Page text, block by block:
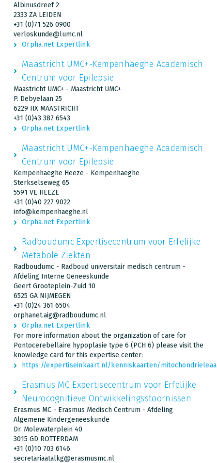
Albinusdreef 2
2333 ZA LEIDEN
+31 (0)71 526 0900
verloskunde@lumc.nl
Orpha.net Expertlink
Maastricht UMC+-Kempenhaeghe Academisch
Centrum voor Epilepsie
Maastricht UMC+ - Maastricht UMC+
P. Debyelaan 25
6229 HX MAASTRICHT
+31 (0)43 387 6543
Orpha.net Expertlink
Maastricht UMC+-Kempenhaeghe Academisch
Centrum voor Epilepsie
Kempenhaeghe Heeze - Kempenhaeghe
Sterkselseweg 65
5591 VE HEEZE
+31 (0)40 227 9022
info@kempenhaeghe.nl
Orpha.net Expertlink
Radboudumc Expertisecentrum voor Erfelijke
Metabole Ziekten
Radboudumc - Radboud universitair medisch centrum -
Afdeling Interne Geneeskunde
Geert Grooteplein-Zuid 10
6525 GA NIJMEGEN
+31 (0)24 361 6504
orphanet.aig@radboudumc.nl
Orpha.net Expertlink
For more information about the organization of care for
Pontocerebellaire hypoplasie type 6 (PCH 6) please visit the
knowledge card for this expertise center:
https://expertiseinkaart.nl/kenniskaarten/
Erasmus MC Expertisecentrum voor Erfelijke
Neurocognitieve Ontwikkelingsstoornissen
Erasmus MC - Erasmus Medisch Centrum - Afdeling
Algemene Kindergeneeskunde
Dr. Molewaterplein 40
3015 GD ROTTERDAM
+31 (0)10 703 6146
secretariaatalkg@erasmusmc.nl